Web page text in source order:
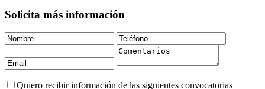
Solicita más información
Quiero recibir información de las siguientes convocatorias